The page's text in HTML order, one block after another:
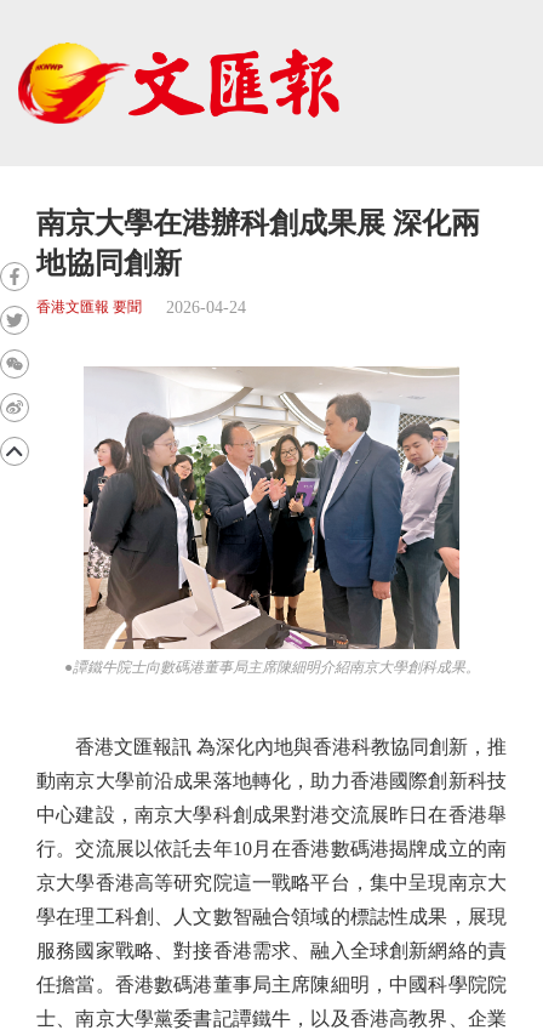
南京大學在港辦科創成果展 深化兩
地協同創新
香港文匯報 要聞 2026-04-24
●譚鐵牛院士向數碼港董事局主席陳細明介紹南京大學創科成果。
香港文匯報訊 為深化內地與香港科教協同創新，推
動南京大學前沿成果落地轉化，助力香港國際創新科技
中心建設，南京大學科創成果對港交流展昨日在香港舉
行。交流展以依託去年10月在香港數碼港揭牌成立的南
京大學香港高等研究院這一戰略平台，集中呈現南京大
學在理工科創、人文數智融合領域的標誌性成果，展現
服務國家戰略、對接香港需求、融入全球創新網絡的責
任擔當。香港數碼港董事局主席陳細明，中國科學院院
士、南京大學黨委書記譚鐵牛，以及香港高教界、企業